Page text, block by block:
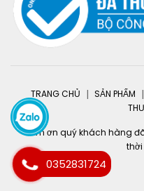
TRANG CHỦ SẢN PHẨM
Cảm ơn quý khách hàng
0352831724